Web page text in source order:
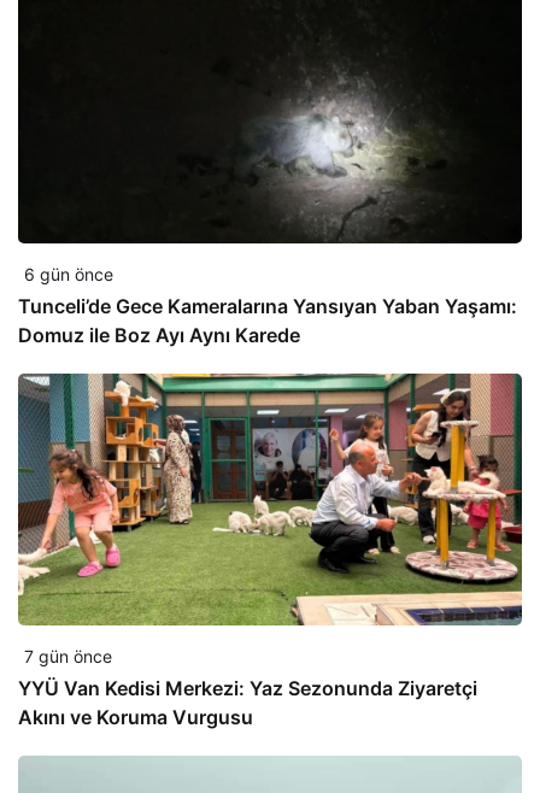
6 gün önce
Tunceli’de Gece Kameralarına Yansıyan Yaban Yaşamı:
Domuz ile Boz Ayı Aynı Karede
7 gün önce
YYÜ Van Kedisi Merkezi: Yaz Sezonunda Ziyaretçi
Akını ve Koruma Vurgusu